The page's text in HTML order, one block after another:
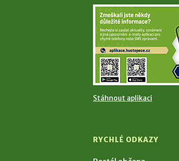
Stáhnout aplikaci
RYCHLÉ ODKAZY